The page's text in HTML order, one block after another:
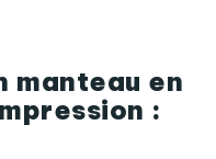
manteau en
: